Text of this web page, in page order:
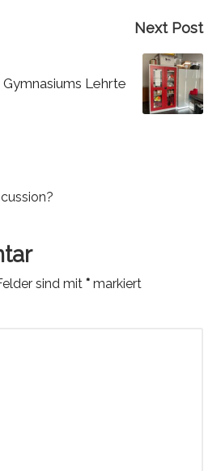
Next Post
Lehrte
sind mit *markiert